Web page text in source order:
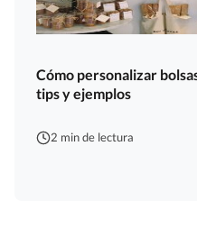
Cómo personalizar
tips y ejemplos
2 min de lectura